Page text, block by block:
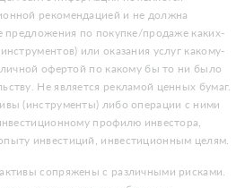
рекомендацией и не должна
предложения по покупке/продаже каких-
или оказания услуг какому-
офертой по какому бы то ни было
Не является рекламой ценных бумаг.
(инструменты) либо операции с ними
профилю инвестора,
инвестиций, инвестиционным целям.
сопряжены с различными рисками.